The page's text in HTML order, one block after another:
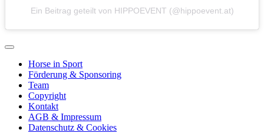
Ein Beitrag geteilt von HIPPOEVENT (@hippoevent.at)
Horse in Sport
Förderung & Sponsoring
Team
Copyright
Kontakt
AGB & Impressum
Datenschutz & Cookies